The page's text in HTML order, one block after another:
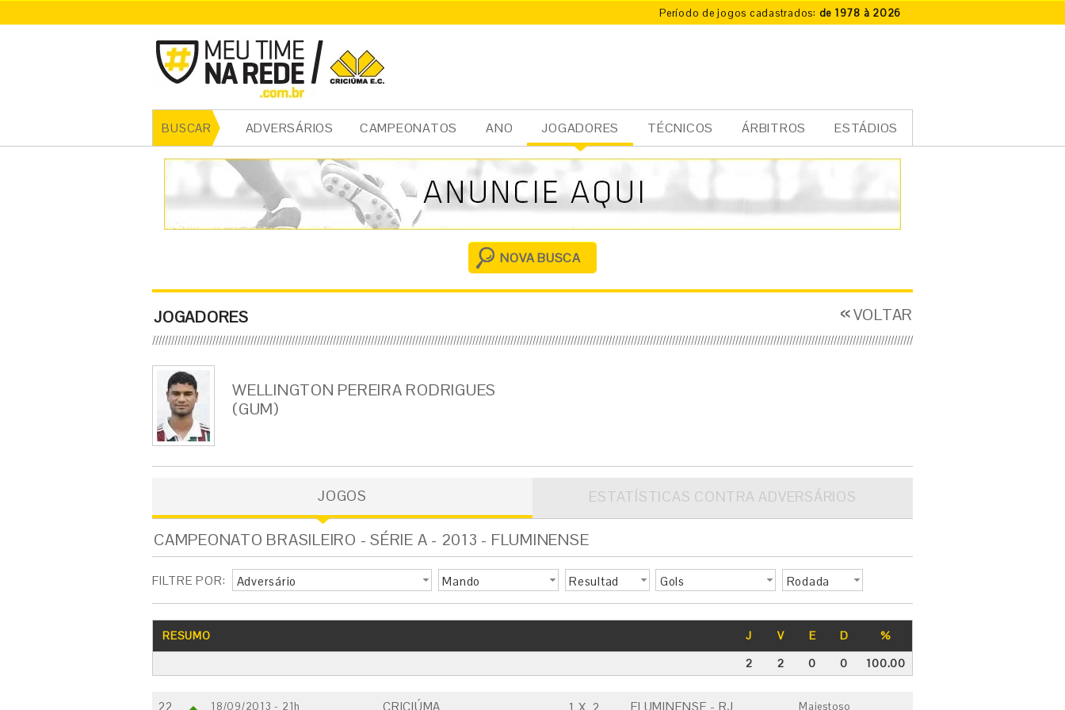
Período de jogos cadastrados: de 1978 à 2026
BUSCAR ADVERSÁRIOS CAMPEONATOS ANO JOGADORES TÉCNICOS ÁRBITROS ESTÁDIOS
cia
l
NOVA BUSCA
JOGADORES VOLTAR
WELLINGTON PEREIRA RODRIGUES
(GUM)
JOGOS ESTATÍSTICAS CONTRA ADVERSÁRIOS
CAMPEONATO BRASILEIRO - SÉRIE A - 2013 - FLUMINENSE
FILTRE POR: Adversário Mando
Resultad
Gols Rodada
RESUMO J V E D
%
2
2 0 0 100.00
22 18/09/2013 - 21h CRICIÚMA FLUMINENSE - RJ Majestoso